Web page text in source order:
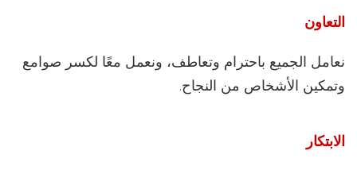
التعاون
نعامل الجميع باحترام وتعاطف، ونعمل معًا لكسر صوامع
وتمكين الأشخاص من النجاح.
الابتكار